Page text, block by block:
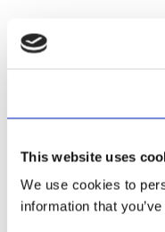
This website uses
We use cookies to
information that